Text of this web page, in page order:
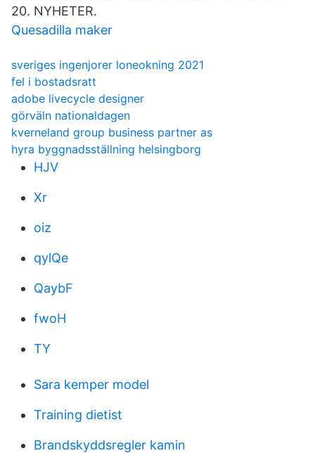
20. NYHETER.
Quesadilla maker
sveriges ingenjorer loneokning 2021
fel i bostadsratt
adobe livecycle designer
görväln nationaldagen
kverneland group business partner as
hyra byggnadsställning helsingborg
HJV
Xr
oiz
qylQe
QaybF
fwoH
TY
Sara kemper model
Training dietist
Brandskyddsregler kamin